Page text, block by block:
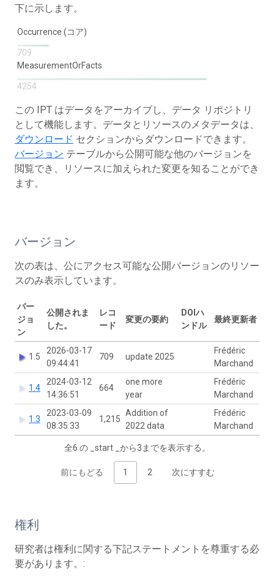
下に示します。
Occurrence (コア)
709
MeasurementOrFacts
4254
この IPT はデータをアーカイブし、データ リポジトリ
として機能します。データとリソースのメタデータは、
ダウンロード セクションからダウンロードできます。
バージョン テーブルから公開可能な他のバージョンを
閲覧でき、リソースに加えられた変更を知ることができ
ます。
バージョン
次の表は、公にアクセス可能な公開バージョンのリソー
スのみ表示しています。
バー
ジョ
ン
公開されま
した。
レコ
ード
変更の要約
DOIハ
ンドル
最終更新者
1.5
2026-03-17
09:44:41
709 update 2025
Frédéric
Marchand
1.4
2024-03-12
14:36:51
664
one more
year
Frédéric
Marchand
1.3
2023-03-09
08:35:33
1,215
Addition of
2022 data
Frédéric
Marchand
全6 の _start _から3までを表示する。
前にもどる 1 2 次にすすむ
権利
研究者は権利に関する下記ステートメントを尊重する必
要があります。: